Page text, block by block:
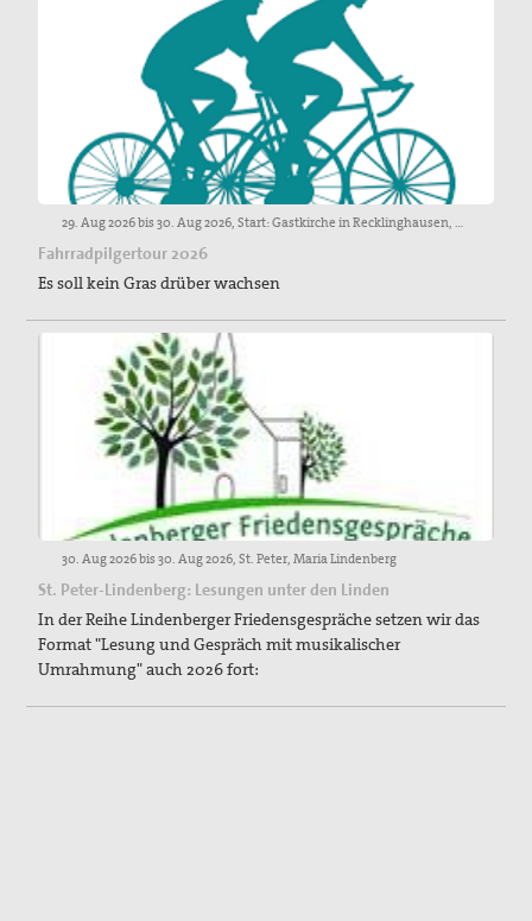
29. Aug 2026 bis 30. Aug 2026, Start: Gastkirche in Recklinghausen, Heilige Geist-Straße 7
Fahrradpilgertour 2026
Es soll kein Gras drüber wachsen
30. Aug 2026 bis 30. Aug 2026, St. Peter, Maria Lindenberg
St. Peter-Lindenberg: Lesungen unter den Linden
In der Reihe Lindenberger Friedensgespräche setzen wir das
Format "Lesung und Gespräch mit musikalischer
Umrahmung" auch 2026 fort: